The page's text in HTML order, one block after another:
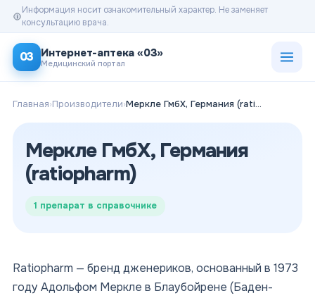
Информация носит ознакомительный характер. Не заменяет
консультацию врача.
03 Интернет-аптека «03»
Медицинский портал
Главная›Производители› Меркле ГмбХ, Германия (ratiopharm)
Меркле ГмбХ, Германия
(ratiopharm)
1 препарат в справочнике
Ratiopharm — бренд дженериков, основанный в 1973
году Адольфом Меркле в Блаубойрене (Баден-